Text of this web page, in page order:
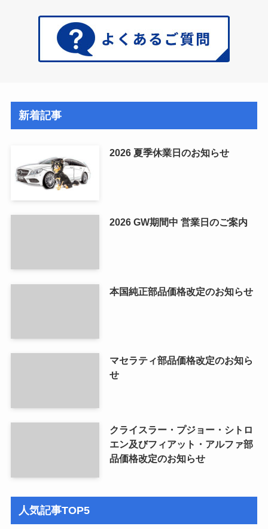
新着記事
2026 夏季休業日のお知らせ
2026 GW期間中 営業日のご案内
本国純正部品価格改定のお知らせ
マセラティ部品価格改定のお知ら
せ
クライスラー・プジョー・シトロ
エン及びフィアット・アルファ部
品価格改定のお知らせ
人気記事TOP5